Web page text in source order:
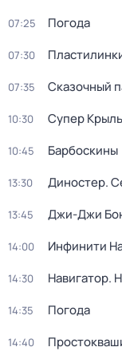
07:25 Погода
07:30
07:35 Сказочный
10:30 Супер
10:45 Барбоскины
13:30 Диностер.
13:45 Джи-Джи
14:00 Инфинити
14:30 Навигатор.
14:35 Погода
14:40